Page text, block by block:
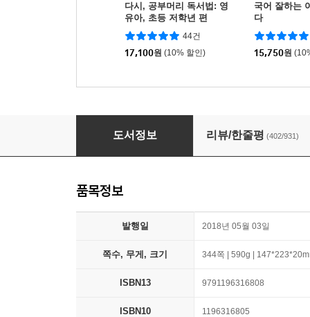
다시, 공부머리 독서법: 영
유아, 초등 저학년 편
44건
17,100원 (10% 할인)
국어 잘하는
다
15,750원
공부머리 독서법
도서정보 리뷰/한줄평 (402/931)
품목정보
발행일 2018년 05월 03일
쪽수, 무게, 크기 344쪽 | 590g |
ISBN13 9791196316808
ISBN10 1196316805